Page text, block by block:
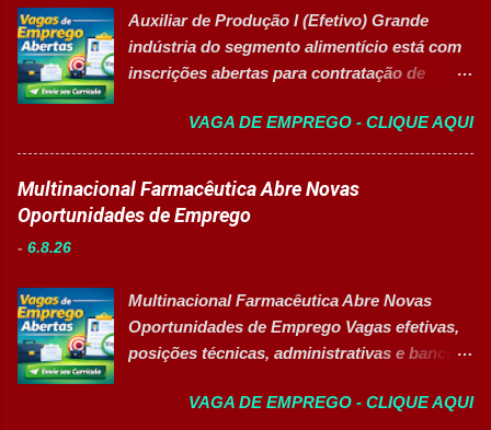
Estrutura e Horários das Turmas
Gastronomia (Tarde): Aulas de 13h...
estratégica em projetos de melhoria
contínua da planta industrial. Principais
Responsabilidades Assegurar a manutenção
utilidades, elétrica e setores auxiliares.
Identificar oportunidades de melhoria
contínua nos processos e no consumo de
recursos energéticos. Garantir a
Liderar a gestão da ...
Auxiliar de Produção I (Efetivo) Grande
indústria do segmento alimentício está com
inscrições abertas para contratação de
AGORA Resumo da vaga Cargo: Auxiliar de
Produção I Empresa: Grupo 3Corações Tipo
de contratação: Efetivo (CLT) Modelo de
trabalho: Presencial Inscrições até: 10 de
agosto de 2026 Acessibilidade: Vaga
abastecer materiais para as linhas de
produção. Separar produtos e insumos
utilizados na fabricação. Realizar paletização
o ambiente de trabalho limpo. Auxiliar
VAGA DE EMPREGO - CLIQUE AQUI
Multinacional Farmacêutica Abre Novas
Oportunidades de Emprego
- 6.8.26
Multinacional Farmacêutica Abre Novas
Oportunidades de Emprego Vagas efetivas,
posições técnicas, administrativas e banco
CANDIDATAR-SE AGORA Sobre as
VAGA DE EMPREGO - CLIQUE AQUI